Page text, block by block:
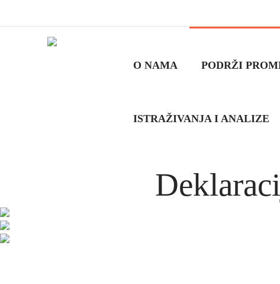
O NAMA PODRŽI
ISTRAŽIVANJA I ANALIZE